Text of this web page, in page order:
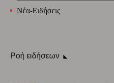
Νέα-Ειδήσεις
Ροή ειδήσεων